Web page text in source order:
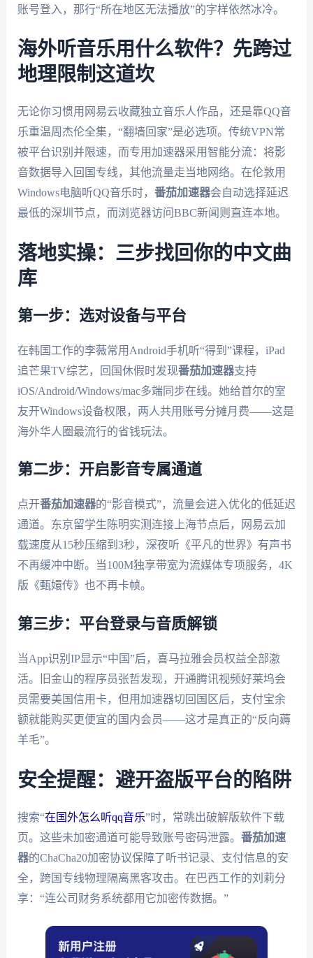
账号登入，那行“所在地区无法播放”的字样依然冰冷。
海外听音乐用什么软件？先跨过
地理限制这道坎
无论你习惯用网易云收藏独立音乐人作品，还是靠QQ音
乐重温周杰伦全集，“翻墙回家”是必选项。传统VPN常
被平台识别并限速，而专用加速器采用智能分流：将影
音数据导入回国专线，其他流量走当地网络。在伦敦用
Windows电脑听QQ音乐时， 番茄加速器会自动选择延迟
最低的深圳节点，而浏览器访问BBC新闻则直连本地。
落地实操：三步找回你的中文曲
库
第一步：选对设备与平台
在韩国工作的李薇常用Android手机听“得到”课程，iPad
追芒果TV综艺，回国休假时发现番茄加速器支持
iOS/Android/Windows/mac多端同步在线。她给首尔的室
友开Windows设备权限，两人共用账号分摊月费——这是
海外华人圈最流行的省钱玩法。
第二步：开启影音专属通道
点开番茄加速器的“影音模式”，流量会进入优化的低延迟
通道。东京留学生陈明实测连接上海节点后，网易云加
载速度从15秒压缩到3秒，深夜听《平凡的世界》有声书
不再缓冲中断。当100M独享带宽为流媒体专项服务，4K
版《甄嬛传》也不再卡帧。
第三步：平台登录与音质解锁
当App识别IP显示“中国”后，喜马拉雅会员权益全部激
活。旧金山的程序员张哲发现，开通腾讯视频好莱坞会
员需要美国信用卡，但用加速器切回国区后，支付宝余
额就能购买更便宜的国内会员——这才是真正的“反向薅
羊毛”。
安全提醒：避开盗版平台的陷阱
搜索“在国外怎么听qq音乐”时，常跳出破解版软件下载
页。这些未加密通道可能导致账号密码泄露。 番茄加速
器的ChaCha20加密协议保障了听书记录、支付信息的安
全，跨国专线物理隔离黑客攻击。在巴西工作的刘莉分
享：“连公司财务系统都用它加密传数据。”